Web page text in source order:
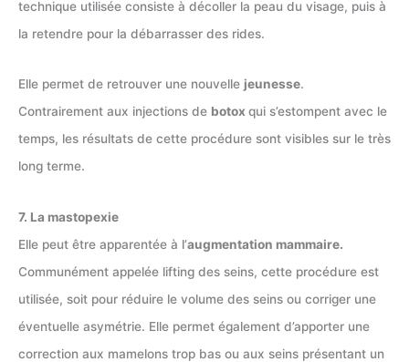
technique utilisée consiste à décoller la peau du visage, puis à
la retendre pour la débarrasser des rides.
Elle permet de retrouver une nouvelle jeunesse.
Contrairement aux injections de botoxqui s’estompent avec le
temps, les résultats de cette procédure sont visibles sur le très
long terme.
7. La mastopexie
Elle peut être apparentée à l’augmentation mammaire.
Communément appelée lifting des seins, cette procédure est
utilisée, soit pour réduire le volume des seins ou corriger une
éventuelle asymétrie. Elle permet également d’apporter une
correction aux mamelons trop bas ou aux seins présentant un